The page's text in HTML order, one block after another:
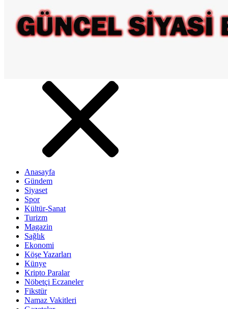
Anasayfa
Gündem
Siyaset
Spor
Kültür-Sanat
Turizm
Magazin
Sağlık
Ekonomi
Köşe Yazarları
Künye
Kripto Paralar
Nöbetçi Eczaneler
Fikstür
Namaz Vakitleri